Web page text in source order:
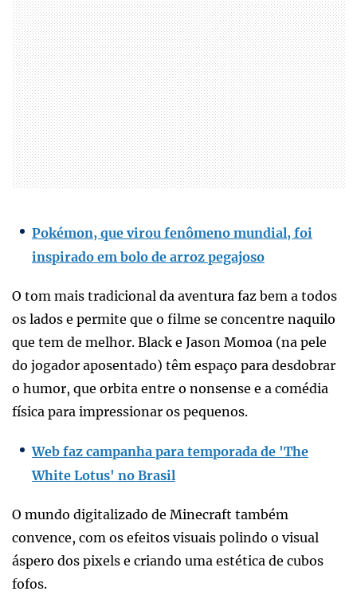
Pokémon, que virou fenômeno mundial, foi
inspirado em bolo de arroz pegajoso
O tom mais tradicional da aventura faz bem a todos
os lados e permite que o filme se concentre naquilo
que tem de melhor. Black e Jason Momoa (na pele
do jogador aposentado) têm espaço para desdobrar
o humor, que orbita entre o nonsense e a comédia
física para impressionar os pequenos.
Web faz campanha para temporada de 'The
White Lotus' no Brasil
O mundo digitalizado de Minecraft também
convence, com os efeitos visuais polindo o visual
áspero dos pixels e criando uma estética de cubos
fofos.